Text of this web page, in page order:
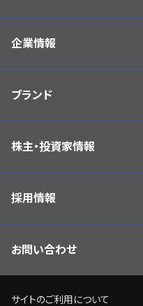
企業情報
ブランド
株主・投資家情報
採用情報
お問い合わせ
サイトのご利用について